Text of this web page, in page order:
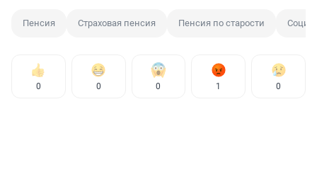
Пенсия Страховая пенсия Пенсия по старости
0 0 0 1 0